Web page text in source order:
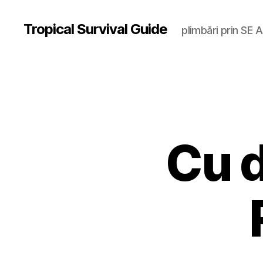
Tropical Survival Guide plimbări prin SE
Cu